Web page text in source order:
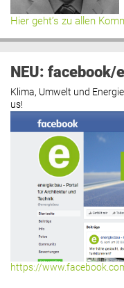
Hier geht’s zu allen
NEU: facebook/
Klima, Umwelt und
us!
https://